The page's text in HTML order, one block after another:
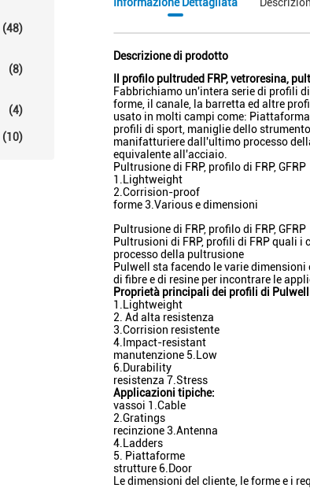
(48)
(8)
(4)
(10)
Descrizione di prodotto
Il profilo pultruded FRP, vetroresina,
Fabbrichiamo un'intera serie di profili
forme, il canale, la barretta ed altre
usato in molti campi come:
profili di sport, maniglie dello
manifatturiere dall'ultimo processo
equivalente all'acciaio.
Pultrusione di FRP, profilo di FRP, GFRP
1.Lightweight
2.Corrision-proof
forme 3.Various e dimensioni
Pultrusione di FRP, profilo di FRP, GFRP
Pultrusioni di FRP, profili di FRP quali
processo della pultrusione
Pulwell sta facendo le varie
di fibre e di resine per incontrare le
Proprietà principali dei profili di Pulwell
1.Lightweight
2. Ad alta resistenza
3.Corrision resistente
4.Impact-resistant
manutenzione 5.Low
6.Durability
resistenza 7.Stress
Applicazioni tipiche:
vassoi 1.Cable
2.Gratings
recinzione 3.Antenna
4.Ladders
5. Piattaforme
strutture 6.Door
Le dimensioni del cliente, le forme e i